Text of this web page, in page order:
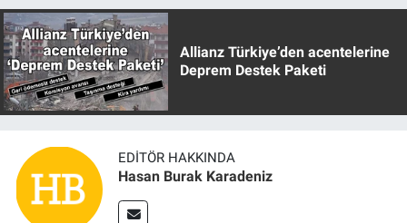
Allianz Türkiye’den acentelerine
Deprem Destek Paketi
EDITÖR HAKKINDA
Hasan Burak Karadeniz